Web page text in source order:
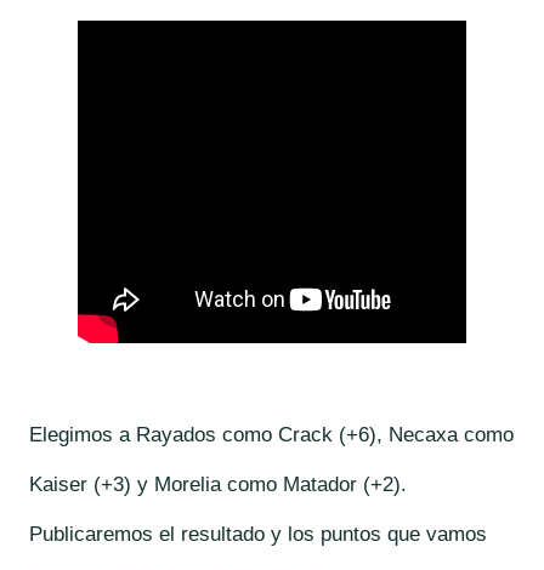
Elegimos a Rayados como Crack (+6), Necaxa como
Kaiser (+3) y Morelia como Matador (+2).
Publicaremos el resultado y los puntos que vamos